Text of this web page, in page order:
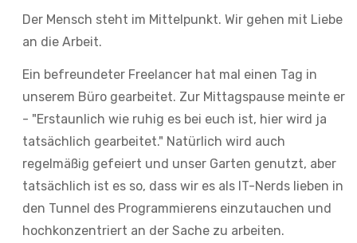
Der Mensch steht im Mittelpunkt. Wir gehen mit Liebe
an die Arbeit.
Ein befreundeter Freelancer hat mal einen Tag in
unserem Büro gearbeitet. Zur Mittagspause meinte er
- "Erstaunlich wie ruhig es bei euch ist, hier wird ja
tatsächlich gearbeitet." Natürlich wird auch
regelmäßig gefeiert und unser Garten genutzt, aber
tatsächlich ist es so, dass wir es als IT-Nerds lieben in
den Tunnel des Programmierens einzutauchen und
hochkonzentriert an der Sache zu arbeiten.